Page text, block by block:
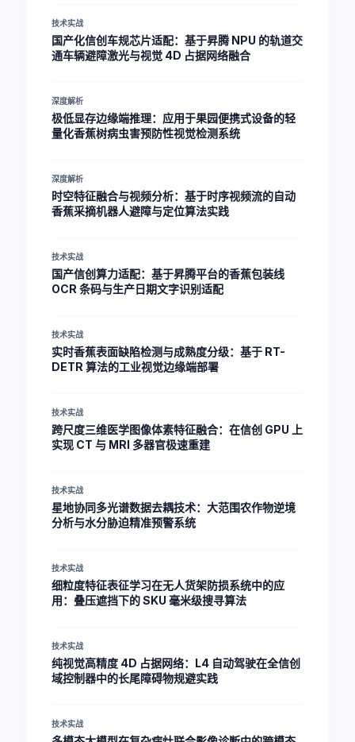
技术实战
国产化信创车规芯片适配：基于昇腾 NPU 的轨道交
通车辆避障激光与视觉 4D 占据网络融合
深度解析
极低显存边缘端推理：应用于果园便携式设备的轻
量化香蕉树病虫害预防性视觉检测系统
深度解析
时空特征融合与视频分析：基于时序视频流的自动
香蕉采摘机器人避障与定位算法实践
技术实战
国产信创算力适配：基于昇腾平台的香蕉包装线
OCR 条码与生产日期文字识别适配
技术实战
实时香蕉表面缺陷检测与成熟度分级：基于 RT-
DETR 算法的工业视觉边缘端部署
技术实战
跨尺度三维医学图像体素特征融合：在信创 GPU 上
实现 CT 与 MRI 多器官极速重建
技术实战
星地协同多光谱数据去耦技术：大范围农作物逆境
分析与水分胁迫精准预警系统
技术实战
细粒度特征表征学习在无人货架防损系统中的应
用：叠压遮挡下的 SKU 毫米级搜寻算法
技术实战
纯视觉高精度 4D 占据网络：L4 自动驾驶在全信创
域控制器中的长尾障碍物规避实践
技术实战